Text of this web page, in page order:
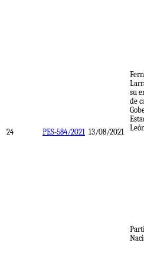
24 PES-584/2021 13/08/2021
su
de